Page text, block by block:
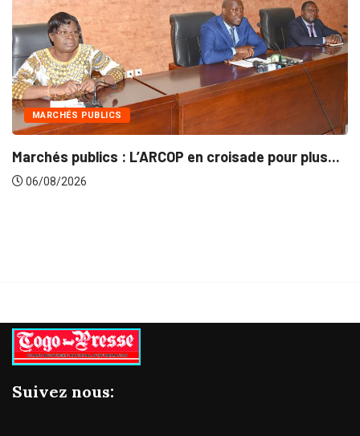
en croisade pour plus...
INTÉGRATION RÉGIONALE
Gestion concertée et
Suivez nous: